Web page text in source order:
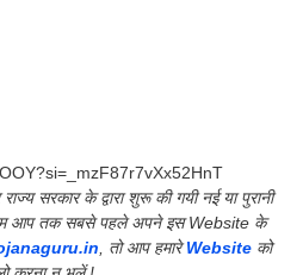
सरकार के द्वारा शुरू की गयी नई या पुरानी
हम आप तक सबसे पहले अपने इस Website के
, तो आप हमारेWebsiteको